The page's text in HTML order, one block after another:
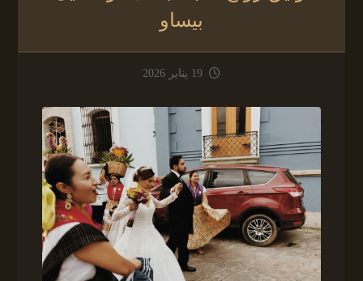
بيساو
19 يناير 2026